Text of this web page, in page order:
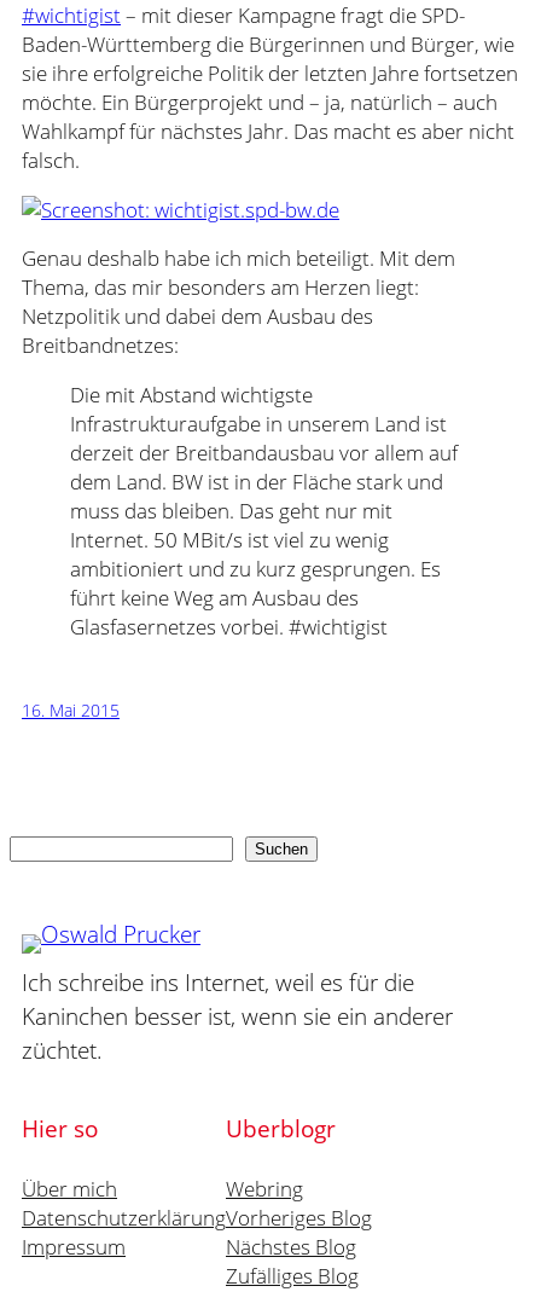
#wichtigist– mit dieser Kampagne fragt die SPD-
Baden-Württemberg die Bürgerinnen und Bürger, wie
sie ihre erfolgreiche Politik der letzten Jahre fortsetzen
möchte. Ein Bürgerprojekt und – ja, natürlich – auch
Wahlkampf für nächstes Jahr. Das macht es aber nicht
falsch.
Genau deshalb habe ich mich beteiligt. Mit dem
Thema, das mir besonders am Herzen liegt:
Netzpolitik und dabei dem Ausbau des
Breitbandnetzes:
Die mit Abstand wichtigste
Infrastrukturaufgabe in unserem Land ist
derzeit der Breitbandausbau vor allem auf
dem Land. BW ist in der Fläche stark und
muss das bleiben. Das geht nur mit
Internet. 50 MBit/s ist viel zu wenig
ambitioniert und zu kurz gesprungen. Es
führt keine Weg am Ausbau des
Glasfasernetzes vorbei. #wichtigist
16. Mai 2015
Suchen Suchen
Ich schreibe ins Internet, weil es für die
Kaninchen besser ist, wenn sie ein anderer
züchtet.
Hier so
Über mich
Datenschutzerklärung
Impressum
Uberblogr
Webring
Vorheriges Blog
Nächstes Blog
Zufälliges Blog